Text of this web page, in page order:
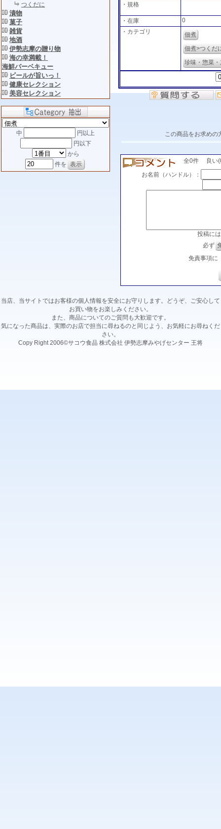
つくだに
漬物
菓子
雑貨
地酒
伊勢志摩の贈り物
海の幸満載！
海鮮バーベキュー
ビールが旨いっ！
健康セレクション
美容セレクション
中
円以上
円以下
から
件を
・規格
・在庫
0
・カテゴリ
佃煮
佃煮>つくだ
珍味・惣菜
この商品をお求めの
全0件 良い
お名前（ハンドル）：
投稿に
必ず
免責事項に
当店、当サイトではお客様の個人情報を安全にお守りします。どうぞ、ご安心して
お買い物をお楽しみください。
また、商品についてのご質問も大歓迎です。
気になった商品は、実際のお店で担当に尋ねるのと同じよう、お気軽にお尋ねくだ
さい。
Copy Right 2006©サコウ食品 株式会社 伊勢志摩みやげセンター 王将